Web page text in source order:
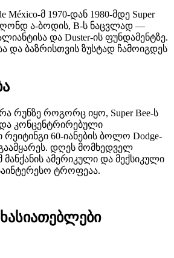
México-მ 1970-დან 1980-მდე Super
ა-ბოდის, B-ს ნაცვლად —
და Duster-ის ფუნდამენტზე.
და ბაზრისთვის ზუსტად ჩამოიგდეს
რუნზე როგორც იყო, Super Bee-ს
კონცენტრირებული
60-იანების ბოლო Dodge-
დღეს მომხედველ
ამერიკული და მექსიკული
ტროფეაა.